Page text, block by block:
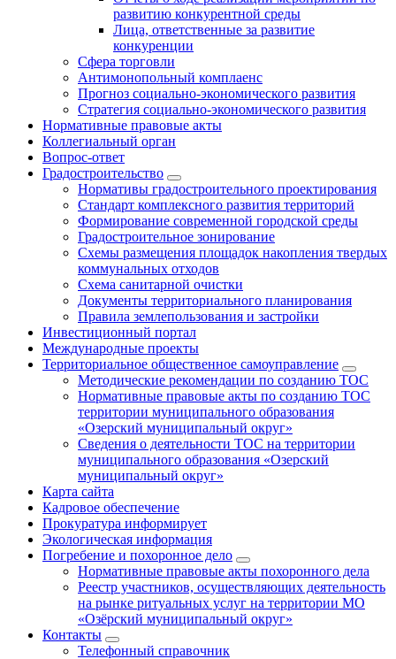
развитию конкурентной среды
Лица, ответственные за развитие
конкуренции
Сфера торговли
Антимонопольный комплаенс
Прогноз социально-экономического развития
Стратегия социально-экономического развития
Нормативные правовые акты
Коллегиальный орган
Вопрос-ответ
Градостроительство
Нормативы градостроительного проектирования
Стандарт комплексного развития территорий
Формирование современной городской среды
Градостроительное зонирование
Схемы размещения площадок накопления твердых
коммунальных отходов
Схема санитарной очистки
Документы территориального планирования
Правила землепользования и застройки
Инвестиционный портал
Международные проекты
Территориальное общественное самоуправление
Методические рекомендации по созданию ТОС
Нормативные правовые акты по созданию ТОС
территории муниципального образования
«Озерский муниципальный округ»
Сведения о деятельности ТОС на территории
муниципального образования «Озерский
муниципальный округ»
Карта сайта
Кадровое обеспечение
Прокуратура информирует
Экологическая информация
Погребение и похоронное дело
Нормативные правовые акты похоронного дела
Реестр участников, осуществляющих деятельность
на рынке ритуальных услуг на территории МО
«Озёрский муниципальный округ»
Контакты
Телефонный справочник